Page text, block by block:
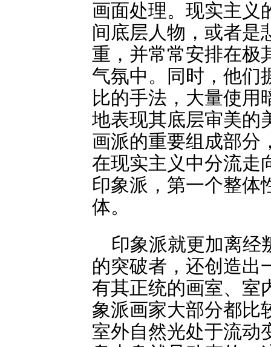
画面处理。现实主义
间底层人物，或者是
重，并常常安排在极
气氛中。同时，他们
比的手法，大量使用
地表现其底层审美的
画派的重要组成部分
在现实主义中分流走
印象派，第一个整体
体。
印象派就更加离经
的突破者，还创造出
有其正统的画室、室
象派画家大部分都比
室外自然光处于流动